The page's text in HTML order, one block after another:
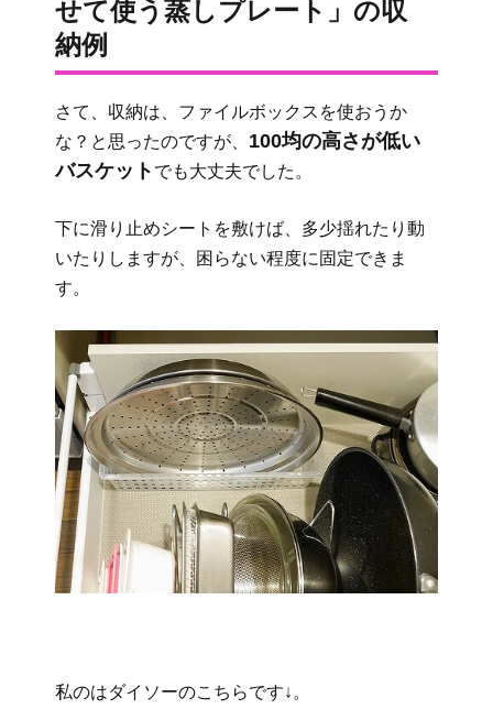
せて使う蒸しプレート」の収
納例
さて、収納は、ファイルボックスを使おうか
な？と思ったのですが、 100均の高さが低い
バスケット でも大丈夫でした。
下に滑り止めシートを敷けば、多少揺れたり動
いたりしますが、困らない程度に固定できま
す。
私のはダイソーのこちらです↓。